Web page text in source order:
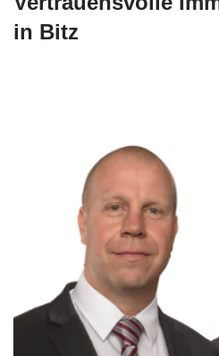
in Bitz